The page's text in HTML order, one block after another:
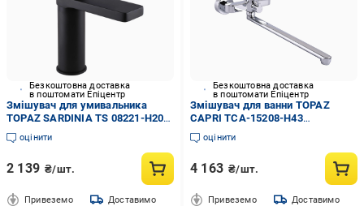
Безкоштовна доставка
в поштомати Епіцентр
Змішувач для умивальника
TOPAZ SARDINIA TS 08221-H20-
BB (000021536)
оцінити
2 139 ₴/шт.
Привеземо Доставимо
Безкоштовна доставка
в поштомати Епіцентр
Змішувач для ванни TOPAZ
CAPRI TCA-15208-H43
(000028524)
оцінити
4 163 ₴/шт.
Привеземо Доставимо